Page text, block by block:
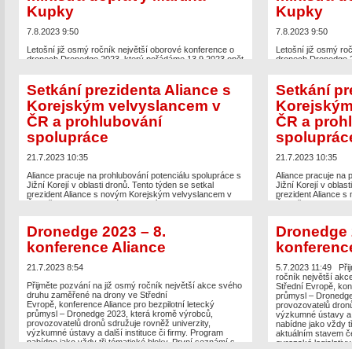
Kupky
7.8.2023 9:50
Letošní již osmý ročník největší oborové konference o
dronech Dronedge 2023, který pořádáme 13.9.2023 opět
program, spoustu výjimečných hostů a expertů,
například zástupce EASA nebo EUSPA, nechybí zástupci
českých autorit jako je ÚCL, ŘLP, Ministerstvo dopravy,
zástupci […]
The post Letošní osmý ročník konference Aliance –
Dronedge má opět záštitu ministra dopravy Martina
Kupkyappeared first on
letecký průmysl.
Kupky
7.8.2023 9:50
Letošní již osmý
dronech Dronedge
program, spoustu
například zástupce
českých autorit
zástupci […]
The post Letošní
Dronedge má opět
Kupkyappeared
letecký průmysl.
Setkání prezidenta Aliance s
Korejským velvyslancem v
ČR a prohlubování
spolupráce
21.7.2023 10:35
Aliance pracuje na prohlubování potenciálu spolupráce s
Jižní Korejí v oblasti dronů. Tento týden se setkal
prezident Aliance s novým Korejským velvyslancem v
korejského průmyslu s drony a autorit se budou
společně moci setkat v Praze […]
velvyslancem v ČR a prohlubování spolupráce
Setkání
ČR a
21.7.2023 10:35
Aliance pracuje na
Jižní Korejí v
prezident Aliance s
korejského
společně moci
velvyslancem v
first onUAV
Dronedge 2023 – 8.
konference Aliance
21.7.2023 8:54
Přijměte pozvání na již osmý ročník největší akce svého
druhu zaměřené na drony ve Střední
Evropě, konference Aliance pro bezpilotní letecký
průmysl – Dronedge 2023, která kromě výrobců,
provozovatelů dronů sdružuje rovněž univerzity,
výzkumné ústavy a další instituce či firmy. Program
nabídne jako vždy tři tématické bloky. První seznámí s
Dronedge
5.7.2023 11:49
ročník největší
Střední Evropě,
průmysl –
provozovatelů
výzkumné ústavy
nabídne jako vždy
aktuálním stavem
evropské